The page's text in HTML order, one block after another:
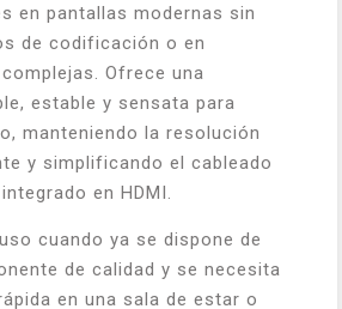
en pantallas modernas sin
de codificación o en
Ofrece una
estable y sensata para
manteniendo la resolución
y simplificando el cableado
en HDMI.
cuando ya se dispone de
de calidad y se necesita
en una sala de estar o